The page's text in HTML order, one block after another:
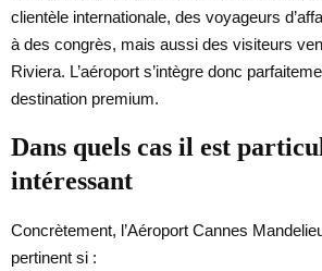
clientèle internationale, des voyageurs
à des congrès, mais aussi des visiteurs
Riviera. L’aéroport s’intègre donc
destination premium.
Dans quels cas il est
intéressant
Concrètement, l’Aéroport Cannes
pertinent si :